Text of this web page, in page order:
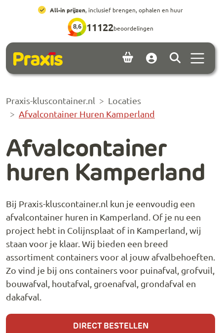
Ga naar hoofdinhoud
Ga naar footer
All-in prijzen, inclusief brengen, ophalen en huur
8,6 11122beoordelingen
Account
Praxis-kluscontainer.nl
Locaties
Afvalcontainer Huren Kamperland
Afvalcontainer
huren Kamperland
Bij Praxis-kluscontainer.nl kun je eenvoudig een
afvalcontainer huren in Kamperland. Of je nu een
project hebt in Colijnsplaat of in Kamperland, wij
staan voor je klaar. Wij bieden een breed
assortiment containers voor al jouw afvalbehoeften.
Zo vind je bij ons containers voor puinafval, grofvuil,
bouwafval, houtafval, groenafval, grondafval en
dakafval.
DIRECT BESTELLEN